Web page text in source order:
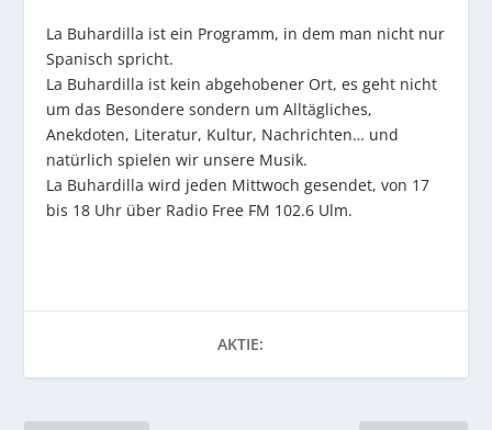
La Buhardilla ist ein Programm, in dem man nicht nur
Spanisch spricht.
La Buhardilla ist kein abgehobener Ort, es geht nicht
um das Besondere sondern um Alltägliches,
Anekdoten, Literatur, Kultur, Nachrichten… und
natürlich spielen wir unsere Musik.
La Buhardilla wird jeden Mittwoch gesendet, von 17
bis 18 Uhr über Radio Free FM 102.6 Ulm.
AKTIE: